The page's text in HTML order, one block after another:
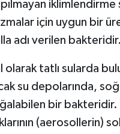
için uygun bir
adı verilen bakteridir.
tatlı sularda
su depolarında,
bir bakteridir.
(aerosollerin)